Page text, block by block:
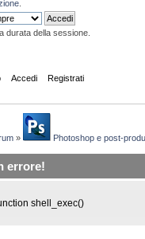
.
durata della sessione.
Accedi Registrati
» Photoshop e post-
errore!
shell_exec()